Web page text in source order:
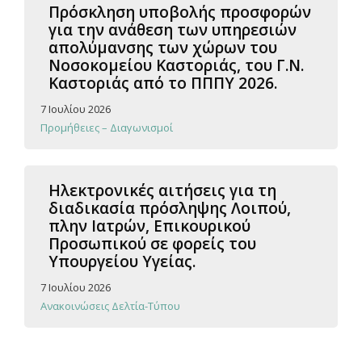
Πρόσκληση υποβολής προσφορών
για την ανάθεση των υπηρεσιών
απολύμανσης των χώρων του
Νοσοκομείου Καστοριάς, του Γ.Ν.
Καστοριάς από το ΠΠΠΥ 2026.
7 Ιουλίου 2026
Προμήθειες – Διαγωνισμοί
Ηλεκτρονικές αιτήσεις για τη
διαδικασία πρόσληψης Λοιπού,
πλην Ιατρών, Επικουρικού
Προσωπικού σε φορείς του
Υπουργείου Υγείας.
7 Ιουλίου 2026
Ανακοινώσεις Δελτία-Τύπου